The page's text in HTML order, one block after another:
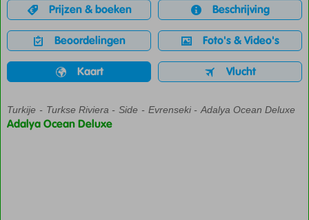
Prijzen & boeken Beschrijving
Beoordelingen Foto's & Video's
Kaart Vlucht
Home
Turkije Turkse Riviera Side Evrenseki Adalya Ocean Deluxe
Adalya Ocean Deluxe